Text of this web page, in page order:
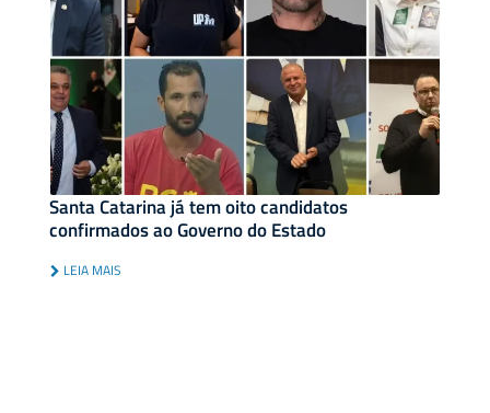
Santa Catarina já tem oito candidatos
confirmados ao Governo do Estado
LEIA MAIS